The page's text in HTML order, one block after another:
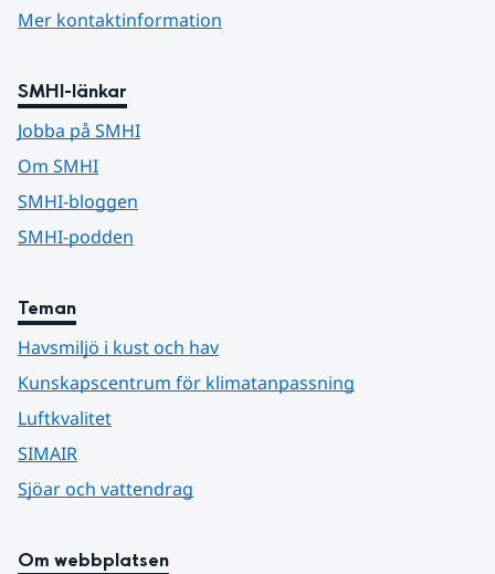
Mer kontaktinformation
SMHI-länkar
Jobba på SMHI
Om SMHI
SMHI-bloggen
SMHI-podden
Teman
Havsmiljö i kust och hav
Kunskapscentrum för klimatanpassning
Luftkvalitet
SIMAIR
Sjöar och vattendrag
Om webbplatsen